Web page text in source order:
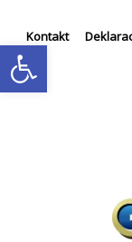
Otwórz pasek narzędzi
Kontakt